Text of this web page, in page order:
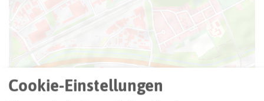
Leaflet ©OpenStreetMap
Cookie-Einstellungen